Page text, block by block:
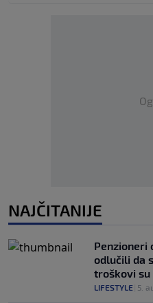
NAJČITANIJE
Penzioneri
odlučili da
troškovi su
LIFESTYLE 5.